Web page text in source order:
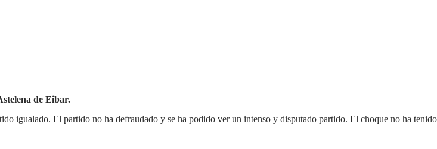
de Eibar.
igualado. El partido no ha defraudado y se ha podido ver un intenso y disputado partido. El choque no ha tenido